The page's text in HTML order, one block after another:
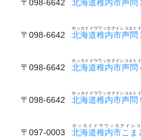
〒098-6642 北海道稚内市声問
〒098-6642 北海道稚内市声問
ホッカイドウワッカナイシコエト
〒098-6642 北海道稚内市声問
ホッカイドウワッカナイシコエト
〒098-6642 北海道稚内市声問
ホッカイドウワッカナイシコエト
〒097-0003 北海道稚内市こま
ホッカイドウワッカナイシコ